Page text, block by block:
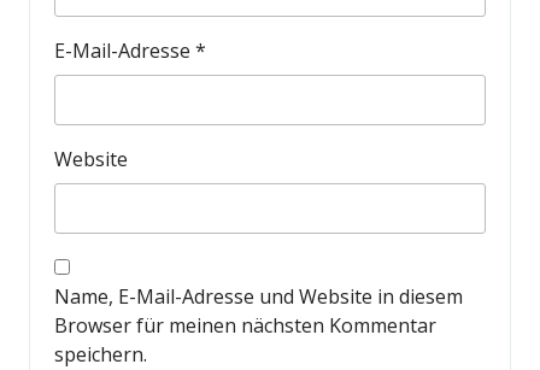
E-Mail-Adresse *
Website
Name, E-Mail-Adresse und Website in diesem
Browser für meinen nächsten Kommentar
speichern.